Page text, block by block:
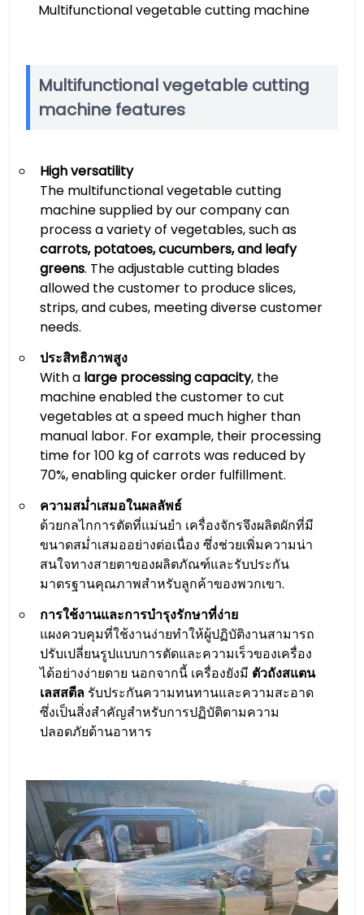
Multifunctional vegetable cutting machine
Multifunctional vegetable cutting
machine features
High versatility
The multifunctional vegetable cutting
machine supplied by our company can
process a variety of vegetables, such as
carrots, potatoes, cucumbers, and leafy
greens. The adjustable cutting blades
allowed the customer to produce slices,
strips, and cubes, meeting diverse customer
needs.
ประสิทธิภาพสูง
With a large processing capacity, the
machine enabled the customer to cut
vegetables at a speed much higher than
manual labor. For example, their processing
time for 100 kg of carrots was reduced by
70%, enabling quicker order fulfillment.
ความสม่ำเสมอในผลลัพธ์
ด้วยกลไกการตัดที่แม่นยำ เครื่องจักรจึงผลิตผักที่มี
ขนาดสม่ำเสมออย่างต่อเนื่อง ซึ่งช่วยเพิ่มความน่า
สนใจทางสายตาของผลิตภัณฑ์และรับประกัน
มาตรฐานคุณภาพสำหรับลูกค้าของพวกเขา.
การใช้งานและการบำรุงรักษาที่ง่าย
แผงควบคุมที่ใช้งานง่ายทำให้ผู้ปฏิบัติงานสามารถ
ปรับเปลี่ยนรูปแบบการตัดและความเร็วของเครื่อง
ได้อย่างง่ายดาย นอกจากนี้ เครื่องยังมี ตัวถังสแตน
เลสสตีล รับประกันความทนทานและความสะอาด
ซึ่งเป็นสิ่งสำคัญสำหรับการปฏิบัติตามความ
ปลอดภัยด้านอาหาร